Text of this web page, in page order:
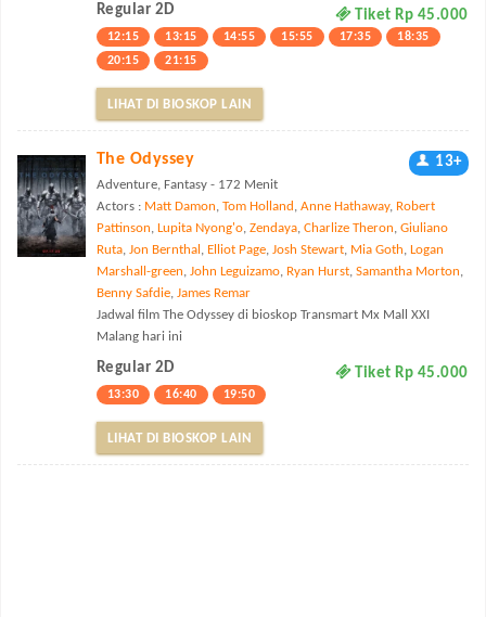
Regular 2D Tiket Rp 45.000
12:15 13:15 14:55 15:55 17:35
18:35
20:15
21:15
LIHAT DI BIOSKOP LAIN
The Odyssey 13+
Adventure, Fantasy - 172 Menit
Actors : Matt Damon, Tom Holland , Anne Hathaway, Robert
Pattinson, Lupita Nyong'o, Zendaya, Charlize Theron, Giuliano
Ruta, Jon Bernthal , Elliot Page, Josh Stewart, Mia Goth, Logan
Marshall-green, John Leguizamo, Ryan Hurst, Samantha Morton,
Benny Safdie, James Remar
Jadwal film The Odyssey di bioskop Transmart Mx Mall XXI
Malang hari ini
Regular 2D Tiket Rp 45.000
13:30 16:40 19:50
LIHAT DI BIOSKOP LAIN